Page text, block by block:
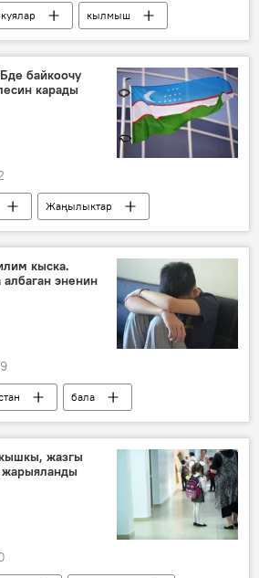
кылмыш
Жаңылыктар
байкоочу
карады
Жаңылыктар
Дүйнөдө
экономикалык комиссия
кыска.
албаган эненин
бала
психолог
жазгы
жарыяланды